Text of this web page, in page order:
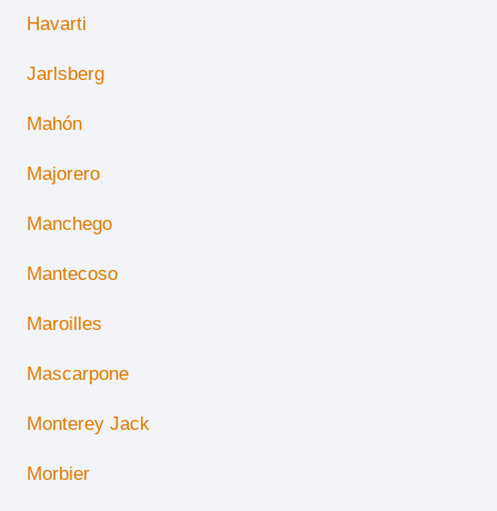
Havarti
Jarlsberg
Mahón
Majorero
Manchego
Mantecoso
Maroilles
Mascarpone
Monterey Jack
Morbier